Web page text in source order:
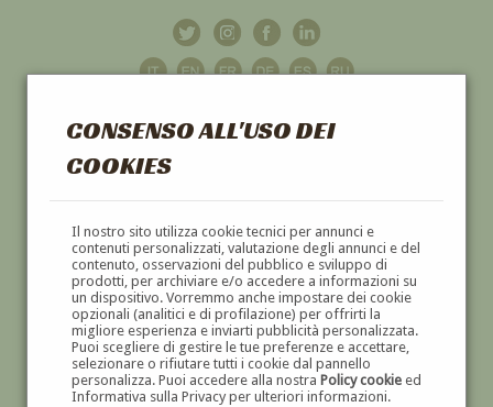
CONSENSO ALL'USO DEI
COOKIES
Il nostro sito utilizza cookie tecnici per annunci e
contenuti personalizzati, valutazione degli annunci e del
contenuto, osservazioni del pubblico e sviluppo di
prodotti, per archiviare e/o accedere a informazioni su
un dispositivo. Vorremmo anche impostare dei cookie
opzionali (analitici e di profilazione) per offrirti la
migliore esperienza e inviarti pubblicità personalizzata.
Puoi scegliere di gestire le tue preferenze e accettare,
selezionare o rifiutare tutti i cookie dal pannello
personalizza. Puoi accedere alla nostra Policy cookieed
Informativa sulla Privacy per ulteriori informazioni.
GALLERIAD'ARTE
DIPINTI E SCULTURE '800 E '900